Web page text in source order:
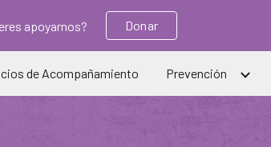
apoyarnos? Donar
de Acompañamiento Prevención